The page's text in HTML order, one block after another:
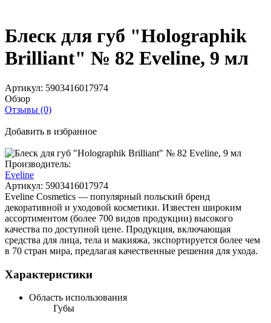
Блеск для губ "Holographik
Brilliant" № 82 Eveline, 9 мл
Артикул: 5903416017974
Обзор
Отзывы (0)
Добавить в избранное
Производитель:
Eveline
Артикул: 5903416017974
Eveline Cosmetics — популярный польский бренд
декоративной и уходовой косметики. Известен широким
ассортиментом (более 700 видов продукции) высокого
качества по доступной цене. Продукция, включающая
средства для лица, тела и макияжа, экспортируется более чем
в 70 стран мира, предлагая качественные решения для ухода.
Характеристики
Область использования
Губы